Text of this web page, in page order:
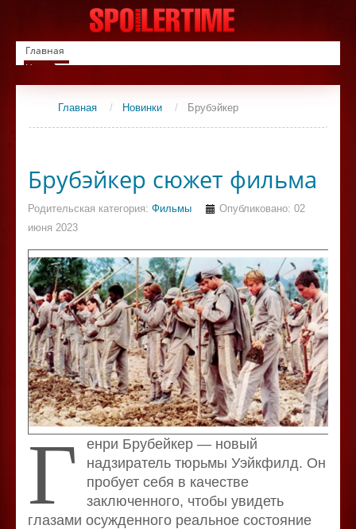
Главная
Новинки
Список фильмов
СериалыГлавная / Новинки / Брубэйкер
Брубэйкер сюжет фильма
Родительская категория: Фильмы
Опубликовано: 02
июня 2023
Г енри Брубейкер — новый
надзиратель тюрьмы Уэйкфилд. Он
пробует себя в качестве
заключенного, чтобы увидеть
глазами осужденного реальное состояние